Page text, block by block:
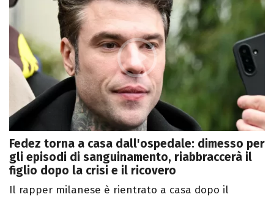
Fedez torna a casa dall'ospedale: dimesso per
gli episodi di sanguinamento, riabbraccerà il
figlio dopo la crisi e il ricovero
Il rapper milanese è rientrato a casa dopo il